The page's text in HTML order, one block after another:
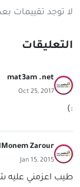
لا توجد تقييمات
التعليقات
mat3am .net
Oct 25, 2017
:)
Zarour
Jan 15, 2015
طيب اعزمني عليه شي